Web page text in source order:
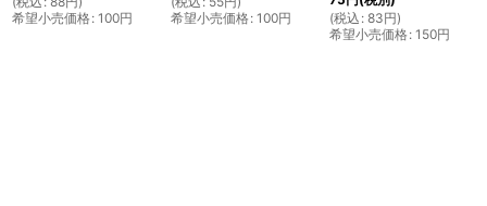
希望小売価格: 100円
希望小売価格: 100円
(税込 : 83円)
希望小売価格: 150円